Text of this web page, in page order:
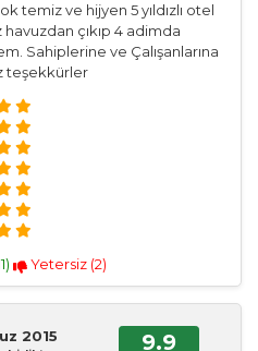
temiz ve hijyen 5 yıldızlı otel
havuzdan çıkıp 4 adimda
Sahiplerine ve Çalışanlarına
teşekkürler
) Yetersiz (2)
2015 9.9